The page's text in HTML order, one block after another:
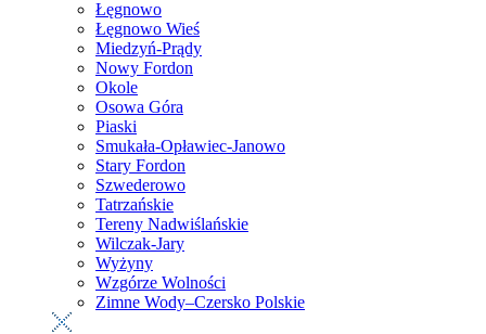
Łęgnowo
Łęgnowo Wieś
Miedzyń-Prądy
Nowy Fordon
Okole
Osowa Góra
Piaski
Smukała-Opławiec-Janowo
Stary Fordon
Szwederowo
Tatrzańskie
Tereny Nadwiślańskie
Wilczak-Jary
Wyżyny
Wzgórze Wolności
Zimne Wody–Czersko Polskie